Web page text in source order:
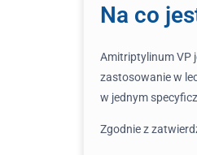
Na co
Amitriptylinum VP
zastosowanie w
w jednym
Zgodnie z